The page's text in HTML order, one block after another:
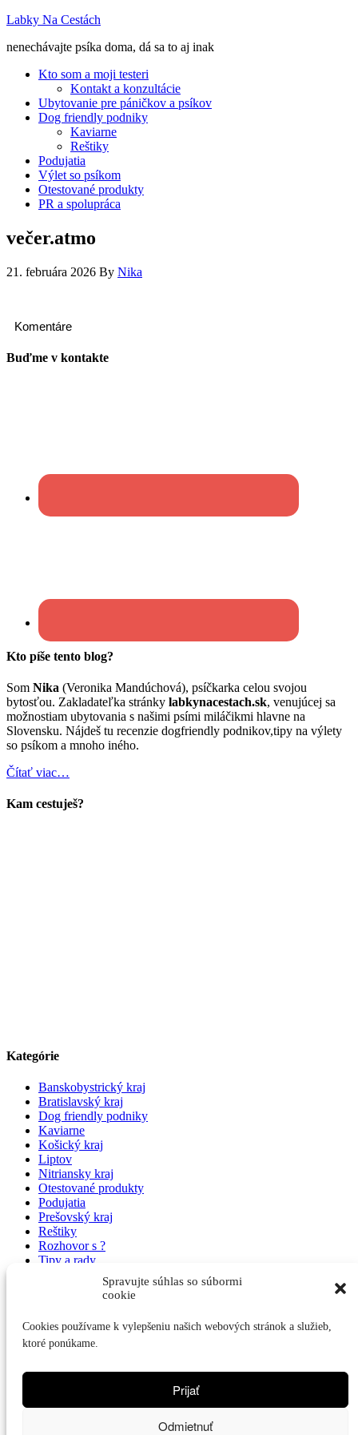
Spravujte súhlas so súbormi
cookie
Cookies používame k vylepšeniu našich webových stránok a služieb,
ktoré ponúkame.
Prijať
Odmietnuť
Labky Na Cestách
nenechávajte psíka doma, dá sa to aj inak
Kto som a moji testeri
Kontakt a konzultácie
Ubytovanie pre páničkov a psíkov
Dog friendly podniky
Kaviarne
Reštiky
Podujatia
Výlet so psíkom
Otestované produkty
PR a spolupráca
večer.atmo
21. februára 2026 By Nika
Komentáre
Buďme v kontakte
Kto píše tento blog?
Som Nika (Veronika Mandúchová), psíčkarka celou svojou
bytosťou. Zakladateľka stránky labkynacestach.sk, venujúcej sa
možnostiam ubytovania s našimi psími miláčikmi hlavne na
Slovensku. Nájdeš tu recenzie dogfriendly podnikov,tipy na výlety
so psíkom a mnoho iného.
Čítať viac…
Kam cestuješ?
Kategórie
Banskobystrický kraj
Bratislavský kraj
Dog friendly podniky
Kaviarne
Košický kraj
Liptov
Nitriansky kraj
Otestované produkty
Podujatia
Prešovský kraj
Reštiky
Rozhovor s ?
Tipy a rady
Trenčiansky kraj
Trnavský kraj
Ubytovanie pre páničkov a psíkov
Výlet so psíkom
Vysoké Tatry
Zaujímavosti